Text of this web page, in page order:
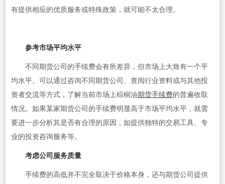
有提供相应的优质服务或特殊政策，就可能不太合理。
参考市场平均水平
不同期货公司的手续费会有所差异，但市场上大致有一个平
均水平。可以通过咨询不同期货公司、查阅行业资料或与其他投
资者交流等方式，了解当前市场上棕榈油期货手续费的普遍收取
情况。如果某家期货公司的手续费明显高于市场平均水平，就需
要进一步分析其是否有合理的原因，如提供独特的交易工具、专
业的投资咨询服务等。
考虑公司服务质量
手续费的高低并不完全取决于价格本身，还与期货公司提供